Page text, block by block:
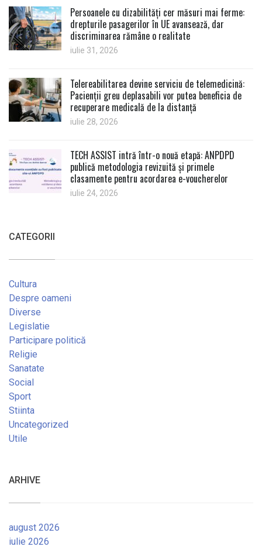
Persoanele cu dizabilități cer măsuri mai ferme:
drepturile pasagerilor în UE avansează, dar
discriminarea rămâne o realitate
iulie 31, 2026
Telereabilitarea devine serviciu de telemedicină:
Pacienții greu deplasabili vor putea beneficia de
recuperare medicală de la distanță
iulie 28, 2026
TECH ASSIST intră într-o nouă etapă: ANPDPD
publică metodologia revizuită și primele
clasamente pentru acordarea e-voucherelor
iulie 24, 2026
CATEGORII
Cultura
Despre oameni
Diverse
Legislatie
Participare politică
Religie
Sanatate
Social
Sport
Stiinta
Uncategorized
Utile
ARHIVE
august 2026
iulie 2026